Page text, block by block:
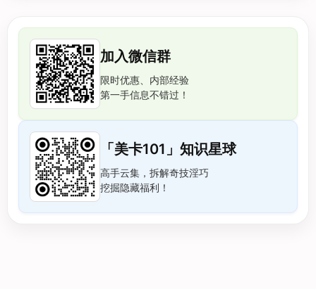
加入微信群
限时优惠、内部经验
第一手信息不错过！
「美卡101」知识星球
高手云集，拆解奇技淫巧
挖掘隐藏福利！